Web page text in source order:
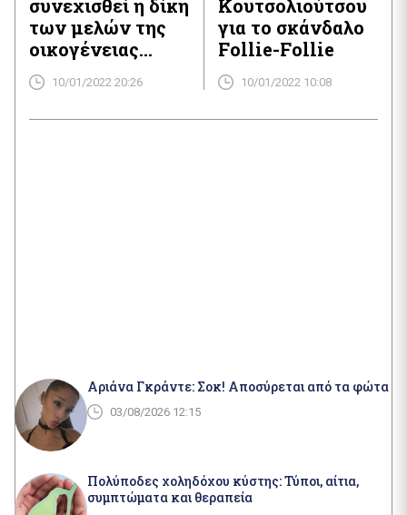
συνεχισθεί η δίκη
των μελών της
οικογένειας
Κουτσολιούτσου
10/01/2022 20:26
Κουτσολιούτσου
για το σκάνδαλο
Follie-Follie
10/01/2022 10:08
Αριάνα Γκράντε: Σοκ! Αποσύρεται από τα φώτα
03/08/2026 12:15
Πολύποδες χοληδόχου κύστης: Τύποι, αίτια,
συμπτώματα και θεραπεία